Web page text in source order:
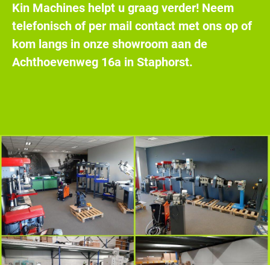
Kin Machines helpt u graag verder! Neem
telefonisch of per mail contact met ons op of
kom langs in onze showroom aan de
Achthoevenweg 16a in Staphorst.